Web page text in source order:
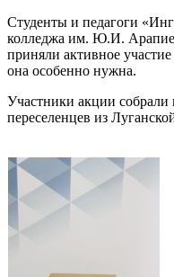
Cтуденты и педагоги
колледжа им. Ю.И.
приняли активное
она особенно нужна.
Участники акции
переселенцев из